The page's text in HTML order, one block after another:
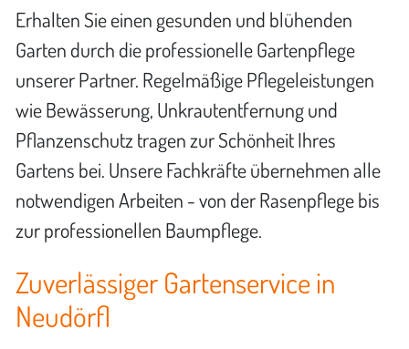
Erhalten Sie einen gesunden und blühenden
Garten durch die professionelle Gartenpflege
unserer Partner. Regelmäßige Pflegeleistungen
wie Bewässerung, Unkrautentfernung und
Pflanzenschutz tragen zur Schönheit Ihres
Gartens bei. Unsere Fachkräfte übernehmen alle
notwendigen Arbeiten - von der Rasenpflege bis
zur professionellen Baumpflege.
Zuverlässiger Gartenservice in
Neudörfl